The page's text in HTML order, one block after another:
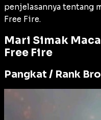
penjelasannya tentang
Free Fire.
Mari Simak
Free Fire
Pangkat / Rank